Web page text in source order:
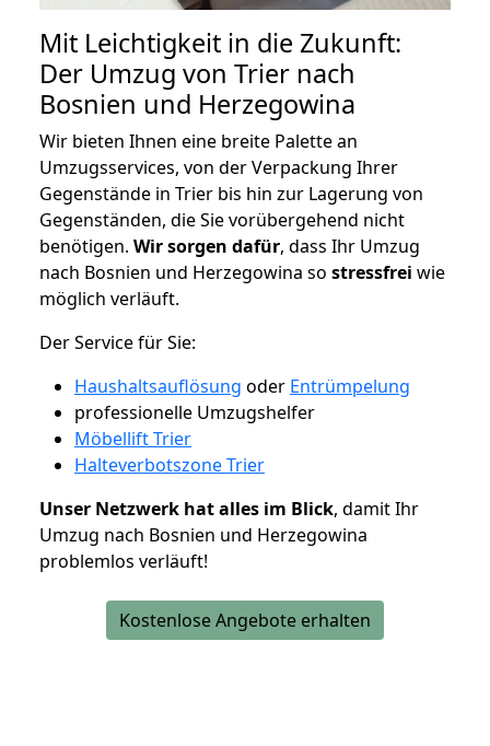
Mit Leichtigkeit in die Zukunft:
Der Umzug von Trier nach
Bosnien und Herzegowina
Wir bieten Ihnen eine breite Palette an
Umzugsservices, von der Verpackung Ihrer
Gegenstände in Trier bis hin zur Lagerung von
Gegenständen, die Sie vorübergehend nicht
benötigen. Wir sorgen dafür, dass Ihr Umzug
nach Bosnien und Herzegowina so stressfrei wie
möglich verläuft.
Der Service für Sie:
Haushaltsauflösung oder Entrümpelung
professionelle Umzugshelfer
Möbellift Trier
Halteverbotszone Trier
Unser Netzwerk hat alles im Blick, damit Ihr
Umzug nach Bosnien und Herzegowina
problemlos verläuft!
Kostenlose Angebote erhalten